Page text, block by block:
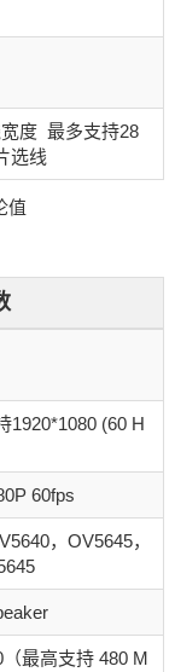
度 最多支持28
选线
值
1920*1080 (60 H
60fps
，OV5645，
最高支持 480 M